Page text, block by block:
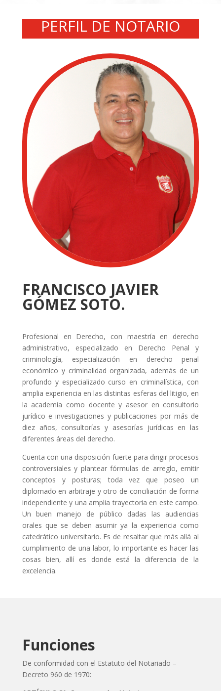
PERFIL DE NOTARIO
FRANCISCO JAVIER
GÓMEZ SOTO.
Profesional en Derecho, con maestría en derecho
administrativo, especializado en Derecho Penal y
criminología, especialización en derecho penal
económico y criminalidad organizada, además de un
profundo y especializado curso en criminalística, con
amplia experiencia en las distintas esferas del litigio, en
la academia como docente y asesor en consultorio
jurídico e investigaciones y publicaciones por más de
diez años, consultorías y asesorías jurídicas en las
diferentes áreas del derecho.
Cuenta con una disposición fuerte para dirigir procesos
controversiales y plantear fórmulas de arreglo, emitir
conceptos y posturas; toda vez que poseo un
diplomado en arbitraje y otro de conciliación de forma
independiente y una amplia trayectoria en este campo.
Un buen manejo de público dadas las audiencias
orales que se deben asumir ya la experiencia como
catedrático universitario. Es de resaltar que más allá al
cumplimiento de una labor, lo importante es hacer las
cosas bien, allí es donde está la diferencia de la
excelencia.
Funciones
De conformidad con el Estatuto del Notariado –
Decreto 960 de 1970: